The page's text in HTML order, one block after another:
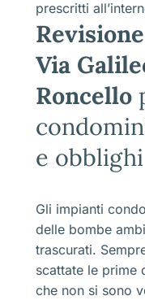
prescritti
Via
Roncello
e obblighi
Gli impianti
delle bombe
trascurati.
scattate le prime
che non si sono